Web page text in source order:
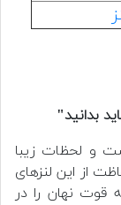
بدانید"
و لحظات زیبا
از این لنزهای
قوت نهان را در